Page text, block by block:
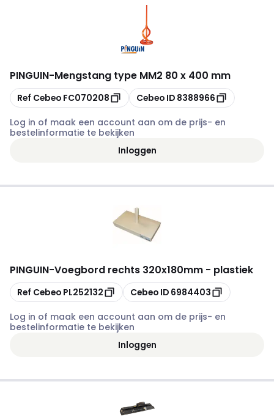
PINGUIN-Mengstang type MM2 80 x 400 mm
Kopiëren
Ref Cebeo FC070208 Kopiëren
Cebeo ID 8388966
Log in of maak een account aan om de prijs- en
bestelinformatie te bekijken
Inloggen
PINGUIN-Voegbord rechts 320x180mm - plastiek
Kopiëren
Ref Cebeo PL252132 Kopiëren
Cebeo ID 6984403
Log in of maak een account aan om de prijs- en
bestelinformatie te bekijken
Inloggen